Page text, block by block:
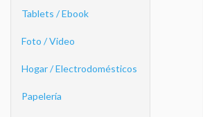
Tablets / Ebook
Foto / Video
Hogar / Electrodomésticos
Papelería